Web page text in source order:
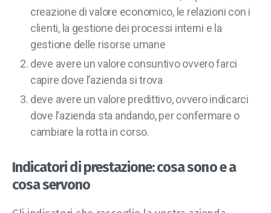
creazione di valore economico, le relazioni con i
clienti, la gestione dei processi interni e la
gestione delle risorse umane
deve avere un valore consuntivo ovvero farci
capire dove l’azienda si trova
deve avere un valore predittivo, ovvero indicarci
dove l’azienda sta andando, per confermare o
cambiare la rotta in corso.
Indicatori di prestazione: cosa sono e a
cosa servono